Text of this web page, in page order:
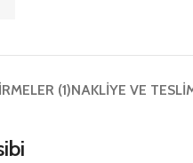
(1)NAKLIYE VE